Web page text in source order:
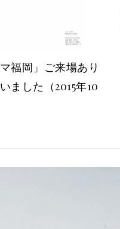
福岡」ご来場あり
ました（2015年10